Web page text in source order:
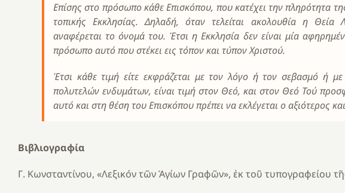
Επίσης στο πρόσωπο κάθε Επισκόπου, που κατέχει την πληρότητα
τοπικής Εκκλησίας. Δηλαδή, όταν τελείται ακολουθία η Θεία
αναφέρεται το όνομά του. Έτσι η Εκκλησία δεν είναι μία
πρόσωπο αυτό που στέκει εις τόπον και τύπον Χριστού.
Έτσι κάθε τιμή είτε εκφράζεται με τον λόγο ή τον σεβασμό ή
πολυτελών ενδυμάτων, είναι τιμή στον Θεό, και στον Θεό Τού
αυτό και στη θέση του Επισκόπου πρέπει να εκλέγεται ο αξιότερος
Βιβλιογραφία
Γ. Κωνσταντίνου, «Λεξικόν τῶν Ἁγίων Γραφῶν», ἐκ τοῦ τυπογραφείου